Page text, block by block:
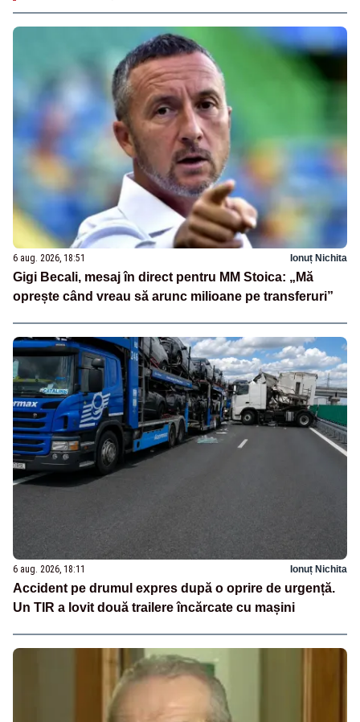
6 aug. 2026, 18:51 Ionuț Nichita
Gigi Becali, mesaj în direct pentru MM Stoica: „Mă
oprește când vreau să arunc milioane pe transferuri”
6 aug. 2026, 18:11 Ionuț Nichita
Accident pe drumul expres după o oprire de urgență.
Un TIR a lovit două trailere încărcate cu mașini